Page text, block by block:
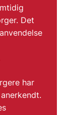
Det
har